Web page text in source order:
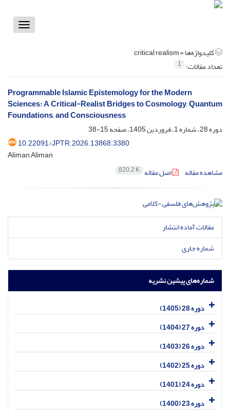
Toggle
کلیدواژه‌ها =critical realism
تعداد مقالات: 1
Programmable Islamic Epistemology for the Modern
Sciences: A Critical-Realist Bridges to Cosmology, Quantum
Foundations, and Consciousness
دوره 28، شماره 1، فروردین 1405، صفحه
15-38
10.22091/JPTR.2026.13868.3380
Aliman Aliman
مشاهده مقاله
اصل مقاله 820.2 K
مقالات آماده انتشار
شماره جاری
شماره‌های پیشین نشریه
دوره 28 (1405)
دوره 27 (1404)
دوره 26 (1403)
دوره 25 (1402)
دوره 24 (1401)
دوره 23 (1400)